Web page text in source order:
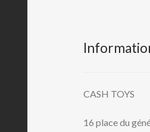
CASH TOYS
16 place du